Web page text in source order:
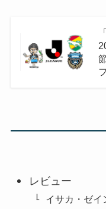
レビュー
イサカ・ゼイ